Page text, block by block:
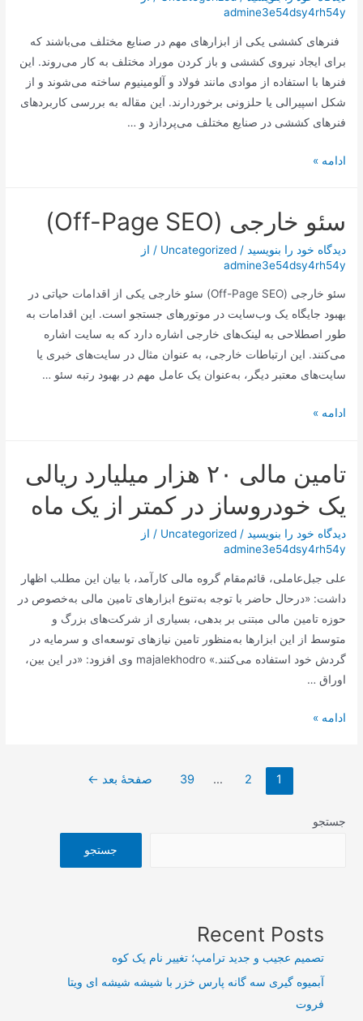
امروز
به
پایان
می‌رسد
admine3e54dsy4rh54y
فنرهای کششی یکی از ابزارهای مهم در صنایع مختلف می‌باشند که
برای ایجاد نیروی کششی و باز کردن موراد مختلف به کار می‌روند. این
فنرها با استفاده از موادی مانند فولاد و آلومینیوم ساخته می‌شوند و از
شکل اسپیرالی یا حلزونی برخوردارند. این مقاله به بررسی کاربردهای
فنرهای کششی در صنایع مختلف می‌پردازد و …
:
کششی
صنایع
ادامه »
سئو خارجی (Off-Page SEO)
دیدگاه‌ خود را بنویسید /
Uncategorized / از
admine3e54dsy4rh54y
سئو خارجی (Off-Page SEO) سئو خارجی یکی از اقدامات حیاتی در
بهبود جایگاه یک وب‌سایت در موتورهای جستجو است. این اقدامات به
طور اصطلاحی به لینک‌های خارجی اشاره دارد که به سایت اشاره
می‌کنند. این ارتباطات خارجی، به عنوان مثال در سایت‌های خبری یا
سایت‌های معتبر دیگر، به‌عنوان یک عامل مهم در بهبود رتبه سئو …
سئو
Page
SEO)
ادامه »
تامین مالی ۲۰ هزار میلیارد ریالی
یک خودروساز در کمتر از یک ماه
دیدگاه‌ خود را بنویسید /
Uncategorized / از
admine3e54dsy4rh54y
علی جبل‌عاملی، قائم‌مقام گروه مالی کارآمد، با بیان این مطلب اظهار
داشت: «درحال ‌حاضر با توجه به‌تنوع ابزارهای تامین مالی به‌خصوص در
حوزه تامین مالی مبتنی بر بدهی، بسیاری از شرکت‌های بزرگ و
متوسط از این ابزارها به‌منظور تامین نیازهای توسعه‌ای و سرمایه در
گردش خود استفاده می‌کنند.» majalekhodro وی افزود: «در این بین،
اوراق …
تامین
ریالی
ادامه »
1
2
…
39 صفحهٔ بعد ←
جستجو
جستجو
Recent Posts
تصمیم عجیب و جدید ترامپ؛ تغییر نام یک کوه
آبمیوه گیری سه گانه پارس خزر با شیشه شیشه ای ویتا
فروت